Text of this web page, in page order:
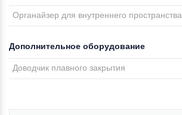
Органайзер для внутреннего пространства
Дополнительное оборудование
Доводчик плавного закрытия